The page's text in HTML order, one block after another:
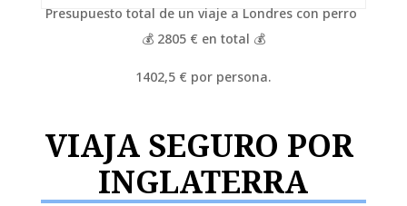
Presupuesto total de un viaje a Londres con perro
💰 2805 € en total 💰
1402,5 € por persona.
VIAJA SEGURO POR
INGLATERRA